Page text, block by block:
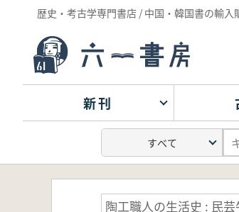
歴史・考古学専門書店 / 中国・韓国書の輸入
新刊
陶工職人の生活史 : 民芸